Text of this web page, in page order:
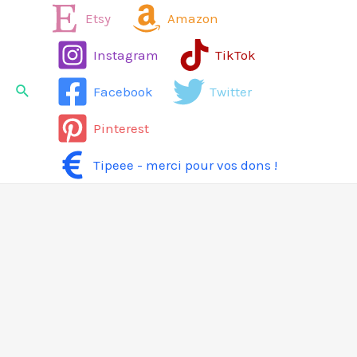
Rechercher
Etsy Amazon
Instagram TikTok
Facebook Twitter
Pinterest
Tipeee - merci pour vos dons !